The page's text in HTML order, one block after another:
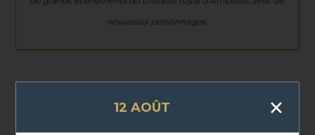
nouveaux personnages.
Histopad : support numérique
de visite sur tablette inclus
12 AOÛT ×